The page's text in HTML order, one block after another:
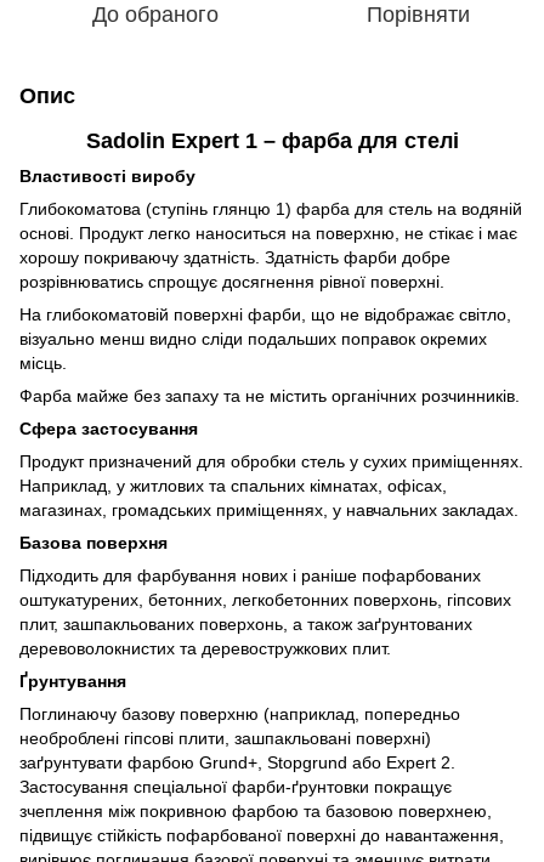
До обраного Порівняти
Опис
Sadolin Expert 1 – фарба для стелі
Властивості виробу
Глибокоматова (ступінь глянцю 1) фарба для стель на водяній
основі. Продукт легко наноситься на поверхню, не стікає і має
хорошу покриваючу здатність. Здатність фарби добре
розрівнюватись спрощує досягнення рівної поверхні.
На глибокоматовій поверхні фарби, що не відображає світло,
візуально менш видно сліди подальших поправок окремих
місць.
Фарба майже без запаху та не містить органічних розчинників.
Сфера застосування
Продукт призначений для обробки стель у сухих приміщеннях.
Наприклад, у житлових та спальних кімнатах, офісах,
магазинах, громадських приміщеннях, у навчальних закладах.
Базова поверхня
Підходить для фарбування нових і раніше пофарбованих
оштукатурених, бетонних, легкобетонних поверхонь, гіпсових
плит, зашпакльованих поверхонь, а також заґрунтованих
деревоволокнистих та деревостружкових плит.
Ґрунтування
Поглинаючу базову поверхню (наприклад, попередньо
необроблені гіпсові плити, зашпакльовані поверхні)
заґрунтувати фарбою Grund+, Stopgrund або Expert 2.
Застосування спеціальної фарби-ґрунтовки покращує
зчеплення між покривною фарбою та базовою поверхнею,
підвищує стійкість пофарбованої поверхні до навантаження,